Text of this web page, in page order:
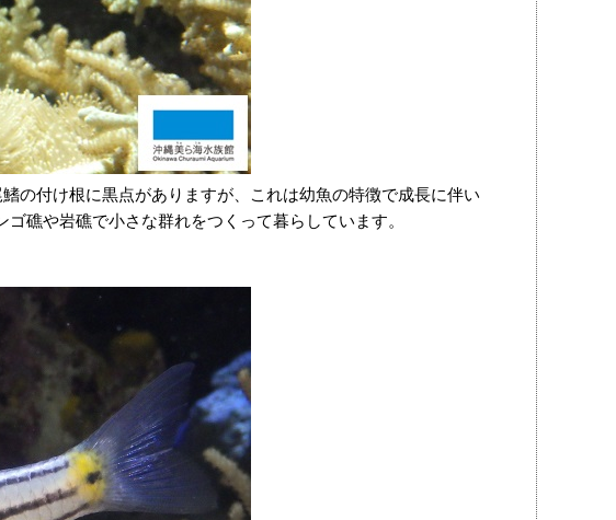
の付け根に黒点がありますが、これは幼魚の特徴で成長に伴い
礁や岩礁で小さな群れをつくって暮らしています。